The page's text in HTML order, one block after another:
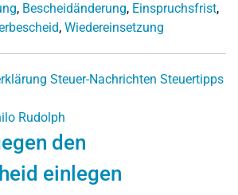
, Bescheidänderung, Einspruchsfrist,
, Wiedereinsetzung
Steuer-Nachrichten Steuertipps
Rudolph
den
einlegen